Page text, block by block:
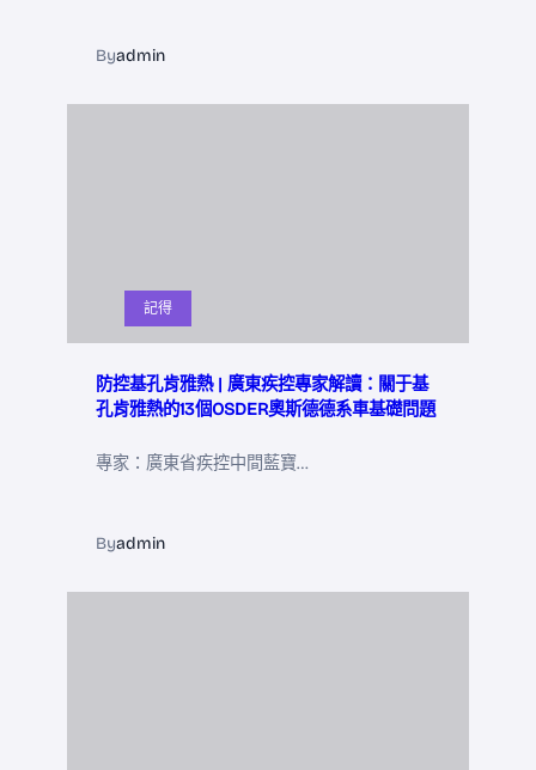
Byadmin
記得
防控基孔肯雅熱 | 廣東疾控專家解讀：關于基
孔肯雅熱的13個OSDER奧斯德德系車基礎問題
專家：廣東省疾控中間藍寶…
Byadmin